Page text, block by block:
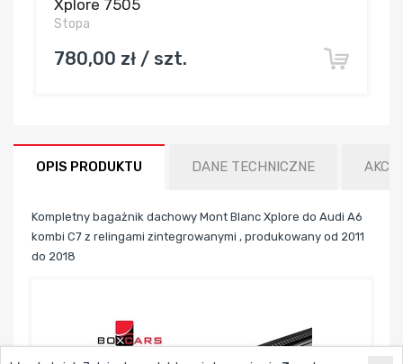
Xplore 7505
Stopa
780,00 zł / szt.
OPIS PRODUKTU DANE TECHNICZNE
Kompletny bagażnik dachowy Mont Blanc Xplore do Audi A6
kombi C7 z relingami zintegrowanymi , produkowany od 2011
do 2018